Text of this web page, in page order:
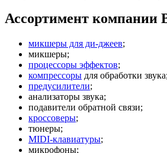
Ассортимент компании
микшеры для ди-джеев;
микшеры;
процессоры эффектов;
компрессоры для обработки звука;
предусилители;
анализаторы звука;
подавители обратной связи;
кроссоверы;
тюнеры;
MIDI-клавиатуры;
микрофоны;